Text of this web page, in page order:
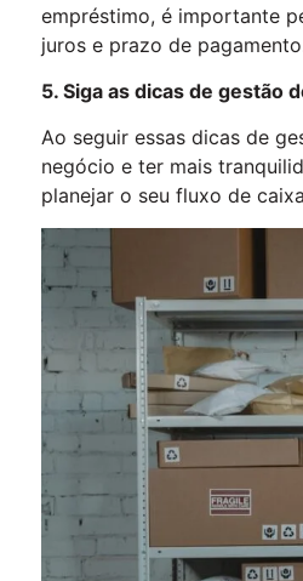
empréstimo, é importante
juros e prazo de
5. Siga as dicas de gestão
Ao seguir essas dicas de
negócio e ter mais
planejar o seu fluxo de